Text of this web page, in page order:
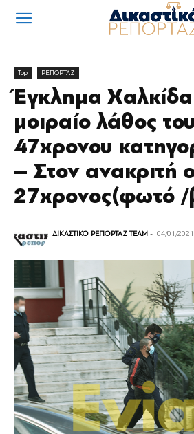
Top ΡΕΠΟΡΤΑΖ
Έγκλημα
μοιραίο λάθος του
47χρονου
– Στον ανακριτή
27χρονος(φωτό /
ΔΙΚΑΣΤΙΚΟ ΡΕΠΟΡΤΑΖ TEAM - 04/01/2021